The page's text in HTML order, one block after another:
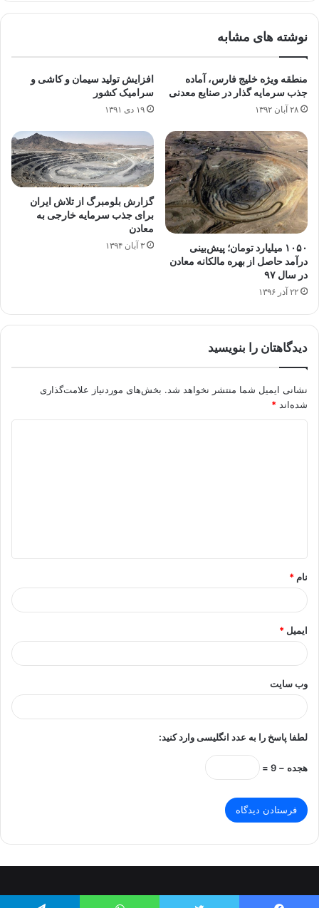
نوشته های مشابه
منطقه ویژه خلیج فارس، آماده
جذب سرمایه گذار در صنایع معدنی
۲۸ آبان ۱۳۹۲
افزایش تولید سیمان و کاشی و
سرامیک کشور
۱۹ دی ۱۳۹۱
۱۰۵۰ میلیارد تومان؛ پیش‌بینی
درآمد حاصل از بهره مالکانه معادن
در سال ۹۷
۲۲ آذر ۱۳۹۶
گزارش بلومبرگ از تلاش ایران
برای جذب سرمایه خارجی به
معادن
۳ آبان ۱۳۹۴
دیدگاهتان را بنویسید
نشانی ایمیل شما منتشر نخواهد شد. بخش‌های موردنیاز علامت‌گذاری
شده‌اند *
*
نام *
ایمیل *
وب‌ سایت
لطفا پاسخ را به عدد انگلیسی وارد کنید:
هجده − 9 =